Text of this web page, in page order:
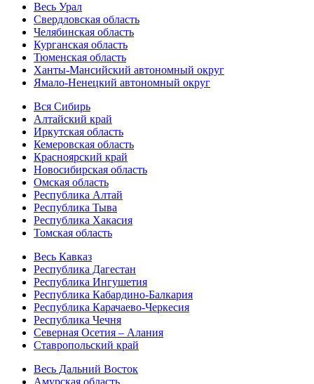
Весь Урал
Свердловская область
Челябинская область
Курганская область
Тюменская область
Ханты-Мансийский автономный округ
Ямало-Ненецкий автономный округ
Вся Сибирь
Алтайский край
Иркутская область
Кемеровская область
Красноярский край
Новосибирская область
Омская область
Республика Алтай
Республика Тыва
Республика Хакасия
Томская область
Весь Кавказ
Республика Дагестан
Республика Ингушетия
Республика Кабардино-Балкария
Республика Карачаево-Черкесия
Республика Чечня
Северная Осетия – Алания
Ставропольский край
Весь Дальний Восток
Амурская область